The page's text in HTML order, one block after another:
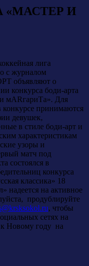
«МАСТЕР И
лига
с журналом
объявляют о
конкурса боди-арта
мARгариTа». Для
конкурсе принимаются
девушек,
в стиле боди-арт и
характеристикам
узоры и
матч под
состоялся в
конкурса
классика» 18
надеется на активное
продублируйте
, чтобы
сетях на
Новому году на